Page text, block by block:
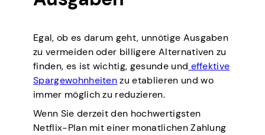
Egal, ob es darum geht, unnötige Ausgaben
zu vermeiden oder billigere Alternativen zu
finden, es ist wichtig, gesunde und effektive
Spargewohnheitenzu etablieren und wo
immer möglich zu reduzieren.
Wenn Sie derzeit den hochwertigsten
Netflix-Plan mit einer monatlichen Zahlung